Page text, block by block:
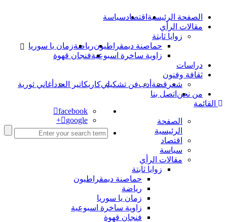
الصفحة الرئيسية اقتصادسياسة
مقالات الرأي
زوايا ثابتة
حماصنة ديمقراطيونرياضةزمان يا سوريا
زاوية ساخرة اسبوعيةفنجان قهوة
دراسات
ثقافة وفنون
شعر قصة أدبفن تشكيليكاريكاتير العدد أغاني ثورية
من نحن اتصل بنا
facebook
google+
القائمة
الصفحة
الرئيسية
اقتصاد
سياسة
مقالات الرأي
زوايا ثابتة
حماصنة ديمقراطيون
رياضة
زمان يا سوريا
زاوية ساخرة اسبوعية
فنجان قهوة